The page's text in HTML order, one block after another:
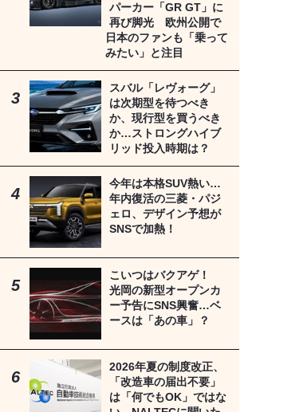
パーカー「GR GT」に
再び脚光 欧州公開で
日本のファンも「乗って
みたい」と注目
スバル「レヴォーグ」
は次期型を待つべき
か、現行型を買うべき
か…ストロングハイブ
リッド投入時期は？
今年は本格SUV熱い…
年内復活の三菱・パジ
ェロ、デザイン予想が
SNSで加熱！
こいつはバクアゲ！
光岡の新型オープンカ
ー予告にSNS興奮…ベ
ースは「あの車」？
2026年夏の制度改正、
「改造車の届出不要」
は「何でもOK」ではな